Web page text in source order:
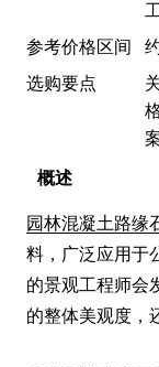
概述
园林混凝土路缘
料，广泛应用于
的景观工程师会
的整体美观度，
参考价格区间
选购要点